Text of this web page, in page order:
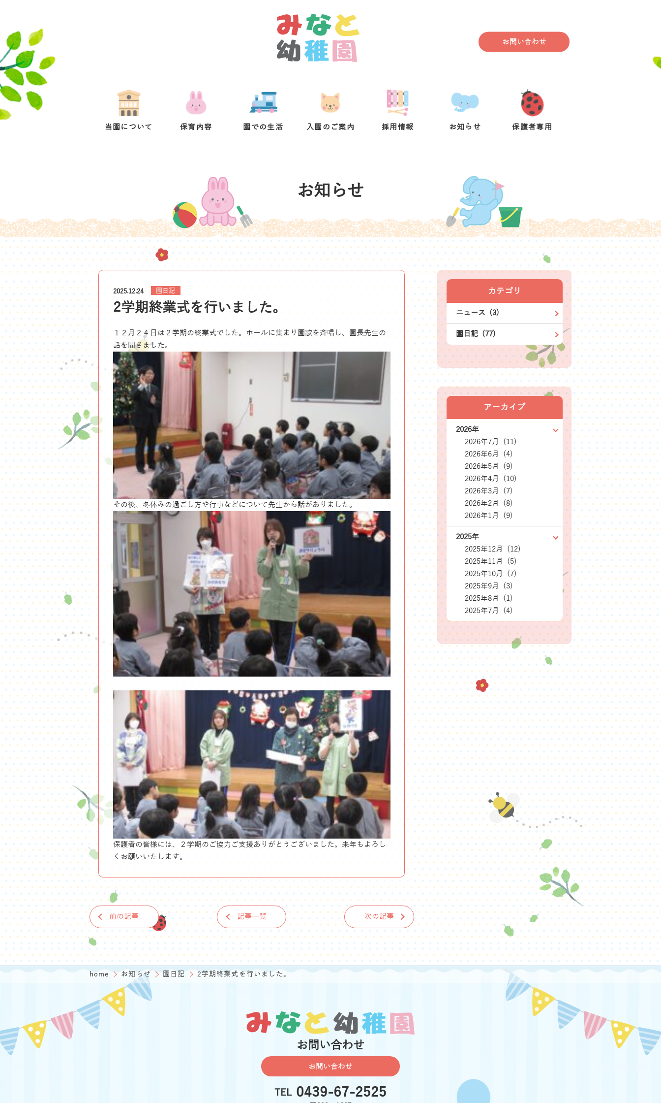
お問い合わせ
当園について 保育内容 園での生活 入園のご案内 採用情報 お知らせ 保護者専用
お知らせ
2025.12.24 園日記
2学期終業式を行いました。
１２月２４日は２学期の終業式でした。ホールに集まり園歌を斉唱し、園長先生の
話を聞きました。
その後、冬休みの過ごし方や行事などについて先生から話がありました。
保護者の皆様には、２学期のご協力ご支援ありがとうございました。来年もよろし
くお願いいたします。
前の記事 記事一覧 次の記事
カテゴリ
ニュース (3)
園日記 (77)
アーカイブ
2026年
2026年7月 (11)
2026年6月 (4)
2026年5月 (9)
2026年4月 (10)
2026年3月 (7)
2026年2月 (8)
2026年1月 (9)
2025年
2025年12月 (12)
2025年11月 (5)
2025年10月 (7)
2025年9月 (3)
2025年8月 (1)
2025年7月 (4)
home お知らせ 園日記 2学期終業式を行いました。
お問い合わせ
お問い合わせ
TEL 0439-67-2525